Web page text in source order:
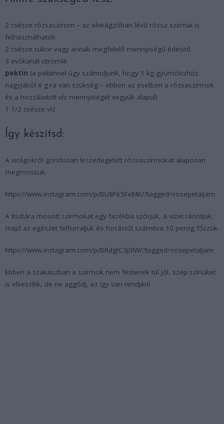
2 csésze rózsaszirom – az elvirágzóban lévő rózsa szirmai is
felhasználhatók
2 csésze cukor vagy annak megfelelő mennyiségű édesítő
3 evőkanál citromlé
pektin (a pektinnel úgy számoljunk, hogy 1 kg gyümölcshöz
nagyjából 6 g-ra van szükség – ebben az esetben a rózsaszirmok
és a hozzáadott víz mennyiségét vegyük alapul)
1 1/2 csésze víz
Így készítsd:
A virágokról gondosan leszedegetett rózsaszirmokat alaposan
megmossuk.
https://www.instagram.com/p/BU8Flr5FeMK/?tagged=rosepetaljam
A tisztára mosott szirmokat egy fazékba szórjuk, a vizet ráöntjük,
majd az egészet felforraljuk és forrástól számítva 10 percig főzzük.
https://www.instagram.com/p/BRdgtC3j0lW/?tagged=rosepetaljam
Ebben a szakaszban a szirmok nem festenek túl jól, szép színüket
is elveszítik, de ne aggódj, ez így van rendjén!